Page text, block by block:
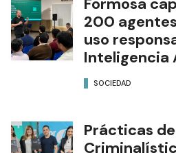
de
SOCIEDAD
Formosa
uso